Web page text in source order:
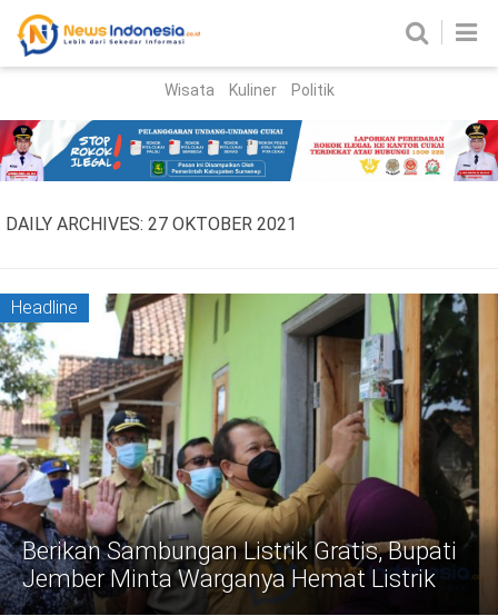
Parlemen
Nasional
Peristiwa
Hukum Kriminal
Korupsi
Politik
Gaya Hidup
Kesehatan Kuliner
Wisata Kuliner Politik
DAILY ARCHIVES: 27 OKTOBER 2021
Headline
Berikan Sambungan Listrik Gratis, Bupati
Jember Minta Warganya Hemat Listrik